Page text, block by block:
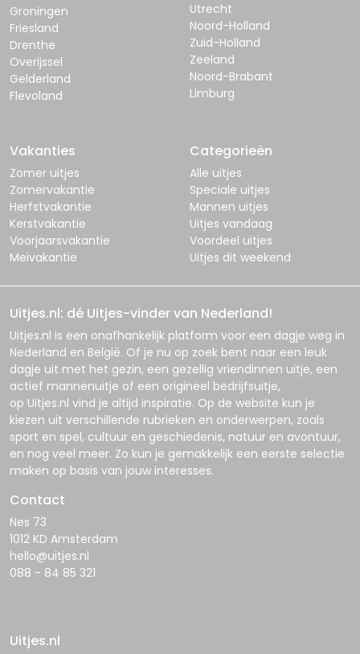
Groningen
Friesland
Drenthe
Overijssel
Gelderland
Flevoland
Utrecht
Noord-Holland
Zuid-Holland
Zeeland
Noord-Brabant
Limburg
Vakanties
Zomer uitjes
Zomervakantie
Herfstvakantie
Kerstvakantie
Voorjaarsvakantie
Meivakantie
Categorieën
Alle uitjes
Speciale uitjes
Mannen uitjes
Uitjes vandaag
Voordeel uitjes
Uitjes dit weekend
Uitjes.nl: dé Uitjes-vinder van Nederland!
Uitjes.nl is een onafhankelijk platform voor een dagje weg in
Nederland en België. Of je nu op zoek bent naar een leuk
dagje uit met het gezin, een gezellig vriendinnen uitje, een
actief mannenuitje of een origineel bedrijfsuitje,
op Uitjes.nl vind je altijd inspiratie. Op de website kun je
kiezen uit verschillende rubrieken en onderwerpen, zoals
sport en spel, cultuur en geschiedenis, natuur en avontuur,
en nog veel meer. Zo kun je gemakkelijk een eerste selectie
maken op basis van jouw interesses.
Contact
Nes 73
1012 KD Amsterdam
hello@uitjes.nl
088 - 84 85 321
Uitjes.nl